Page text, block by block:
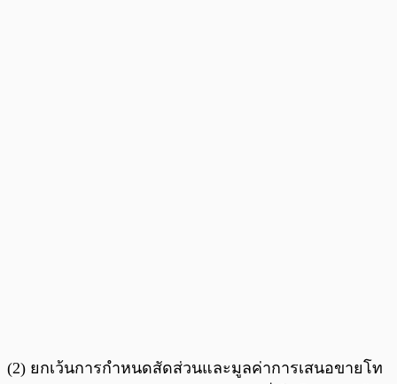
(2) ยกเว้นการกำหนดสัดส่วนและมูลค่าการเสนอขายโท